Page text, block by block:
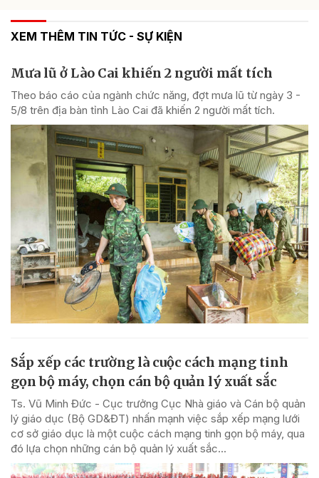
XEM THÊM TIN TỨC - SỰ KIỆN
Mưa lũ ở Lào Cai khiến 2 người mất tích
Theo báo cáo của ngành chức năng, đợt mưa lũ từ ngày 3 -
5/8 trên địa bàn tỉnh Lào Cai đã khiến 2 người mất tích.
Sắp xếp các trường là cuộc cách mạng tinh
gọn bộ máy, chọn cán bộ quản lý xuất sắc
Ts. Vũ Minh Đức - Cục trưởng Cục Nhà giáo và Cán bộ quản
lý giáo dục (Bộ GD&ĐT) nhấn mạnh việc sắp xếp mạng lưới
cơ sở giáo dục là một cuộc cách mạng tinh gọn bộ máy, qua
đó lựa chọn những cán bộ quản lý xuất sắc...